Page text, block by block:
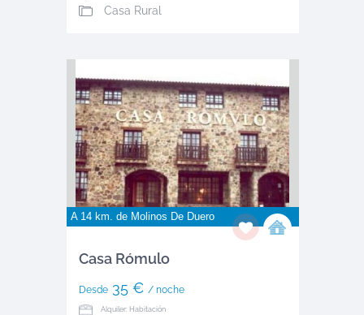
Casa Rural
A 14 km. de Molinos De Duero
Casa Rómulo
Desde35 € / noche
Alquiler: Habitación